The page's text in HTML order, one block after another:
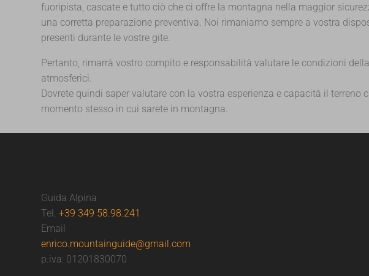
fuoripista, cascate e tutto ciò che ci offre la montagna nella maggior
una corretta preparazione preventiva. Noi rimaniamo sempre a vostra
presenti durante le vostre gite.
Pertanto, rimarrà vostro compito e responsabilità valutare le condizioni
atmosferici.
Dovrete quindi saper valutare con la vostra esperienza e capacità il
momento stesso in cui sarete in montagna.
Guida Alpina
Tel.+39 349 58.98.241
Email
enrico.mountainguide@gmail.com
p.iva: 01201830070